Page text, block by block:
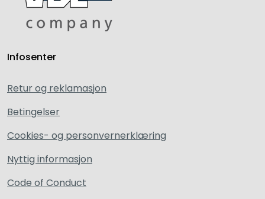
Infosenter
Retur og reklamasjon
Betingelser
Cookies- og personvernerklæring
Nyttig informasjon
Code of Conduct